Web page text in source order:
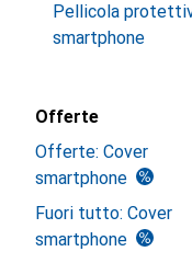
Pellicola
smartphone
Offerte
Offerte: Cover
smartphone
Fuori tutto: Cover
smartphone